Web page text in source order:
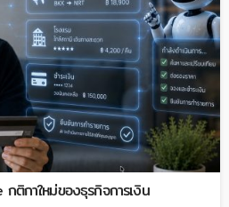
กาใหม่ของธุรกิจการเงิน